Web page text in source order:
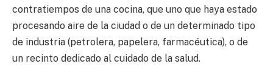
contratiempos de una cocina, que uno que haya estado
procesando aire de la ciudad o de un determinado tipo
de industria (petrolera, papelera, farmacéutica), o de
un recinto dedicado al cuidado de la salud.